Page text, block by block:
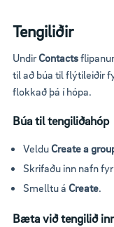
Tengiliðir
UndirContacts
til að búa til flýtileiðir
flokkað þá í hópa.
Búa til tengiliðahóp
VelduCreate a
Skrifaðu inn nafn
Smelltu á Create.
Bæta við tengilið